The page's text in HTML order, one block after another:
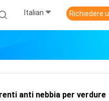
Italian Richiedere
anti nebbia per verdure